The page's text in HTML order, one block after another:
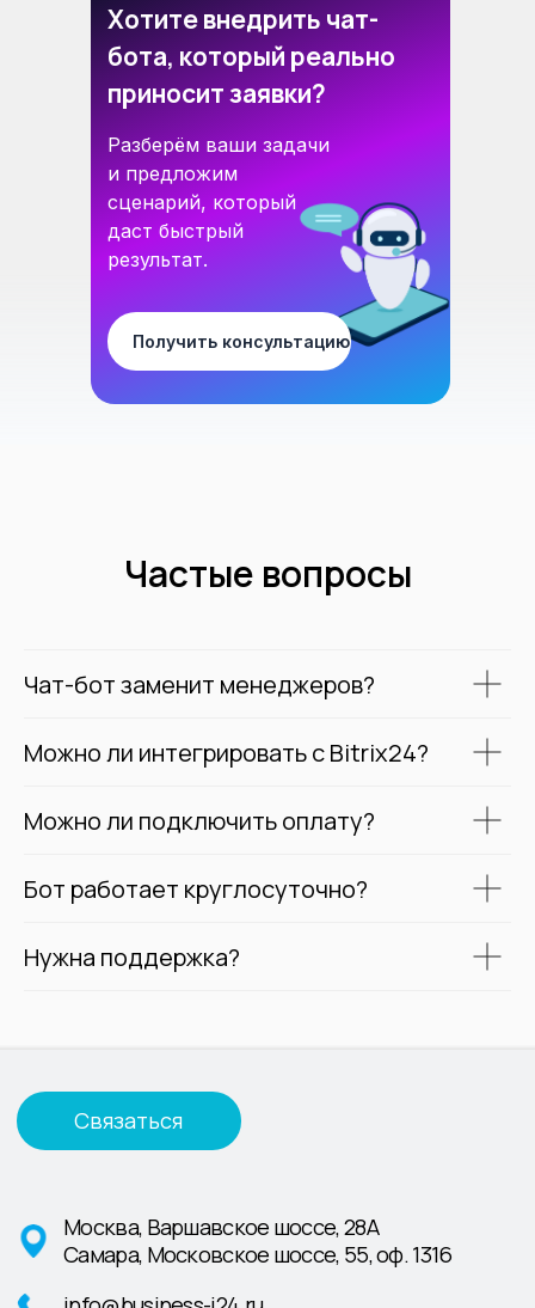
Хотите внедрить чат-
бота, который реально
приносит заявки?
Получить консультацию
Разберём ваши задачи
и предложим
сценарий, который
даст быстрый
результат.
Частые вопросы
Чат-бот заменит менеджеров?
Можно ли интегрировать с Bitrix24?
Можно ли подключить оплату?
Бот работает круглосуточно?
Нужна поддержка?